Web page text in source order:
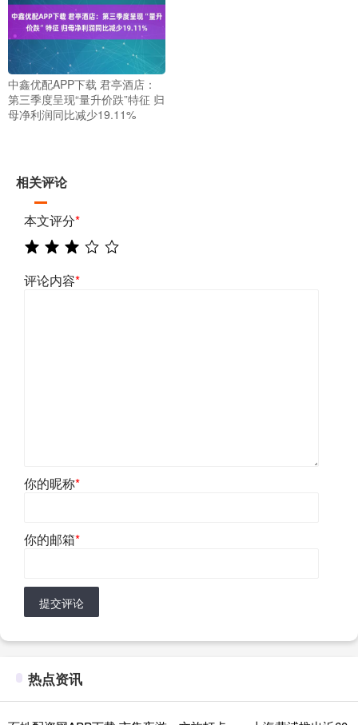
中鑫优配APP下载 君亭酒店：
第三季度呈现“量升价跌”特征 归
母净利润同比减少19.11%
相关评论
本文评分*
评论内容*
你的昵称*
你的邮箱*
提交评论
热点资讯